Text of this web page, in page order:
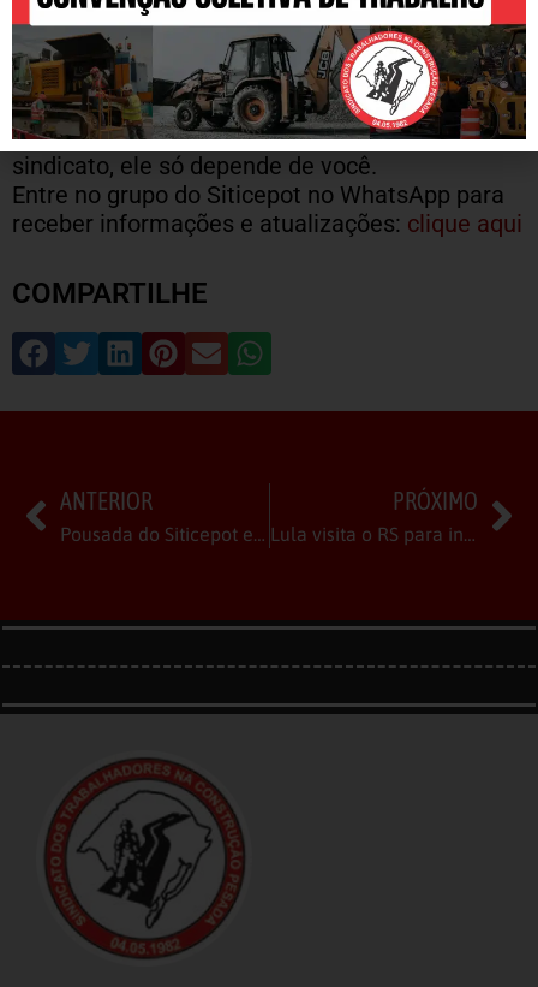
O Siticepot reforça a importância de cuidar da
saúde, reconhecer sinais persistentes de dor e
buscar atendimento sempre que necessário.
Fortaleça a sua categoria, contribua para o seu
sindicato, ele só depende de você.
Entre no grupo do Siticepot no WhatsApp para
receber informações e atualizações: clique aqui
COMPARTILHE
ANTERIOR
Pousada do Siticepot em Nova Tramandaí está à disposição da categoria neste verão
PRÓXIMO
Lula visita o RS para inaugurar moradias e ampliar investimento no estaleiro de Rio Grande